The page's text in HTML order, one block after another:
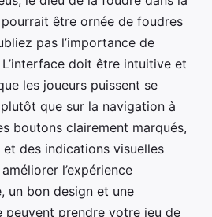
être ornée de foudres
pas l’importance de
doit être intuitive et
les joueurs puissent se
que sur la navigation à
boutons clairement marqués,
des indications visuelles
l’expérience
un bon design et une
peuvent prendre votre jeu de